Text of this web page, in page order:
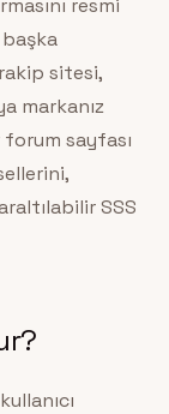
resmi
sitesi,
markanız
sayfası
SSS